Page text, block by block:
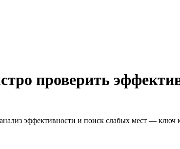
проверить
эффективности и поиск слабых мест —